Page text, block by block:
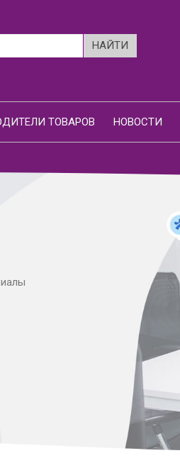
ТОВАРОВ НОВОСТИ